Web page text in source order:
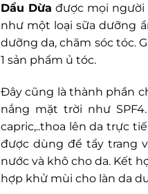
Dầu Dừa được mọi
như một loại sữa dưỡng
dưỡng da, chăm sóc tóc.
1 sản phẩm ủ tóc.
Đây cũng là thành phần
nắng mặt trời như
capric,..thoa lên da trực
được dùng để tẩy trang
nước và khô cho da. Kết
hợp khử mùi cho làn da